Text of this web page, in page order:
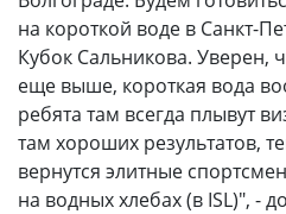
на короткой воде в Санкт-
Кубок Сальникова. Уверен,
еще выше, короткая вода
ребята там всегда плывут
там хороших результатов,
вернутся элитные
на водных хлебах (в ISL)", -